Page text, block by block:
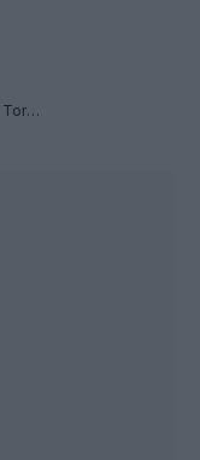
Zakończenie II Wojny Światowej w Kanadzie, Toronto zdjęcia